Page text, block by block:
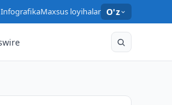
InfografikaMaxsus loyihalar O'z